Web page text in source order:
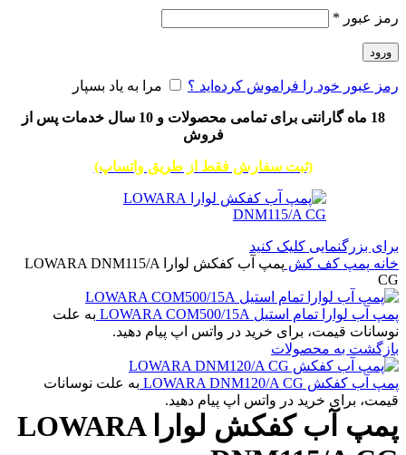
رمز عبور *
ورود
رمز عبور خود را فراموش کرده‌اید ؟ مرا به یاد بسپار
18 ماه گارانتی برای تمامی محصولات و 10 سال خدمات پس از
فروش
(ثبت سفارش فقط از طریق واتساپ)
برای بزرگنمایی کلیک کنید
خانه پمپ کف کش
پمپ آب کفکش لوارا LOWARA DNM115/A
CG
پمپ آب لوارا تمام استیل LOWARA COM500/15A
به علت
نوسانات قیمت، برای خرید در واتس اپ پیام دهید.
بازگشت به محصولات
پمپ آب کفکش LOWARA DNM120/A CG
به علت نوسانات
قیمت، برای خرید در واتس اپ پیام دهید.
پمپ آب کفکش لوارا LOWARA